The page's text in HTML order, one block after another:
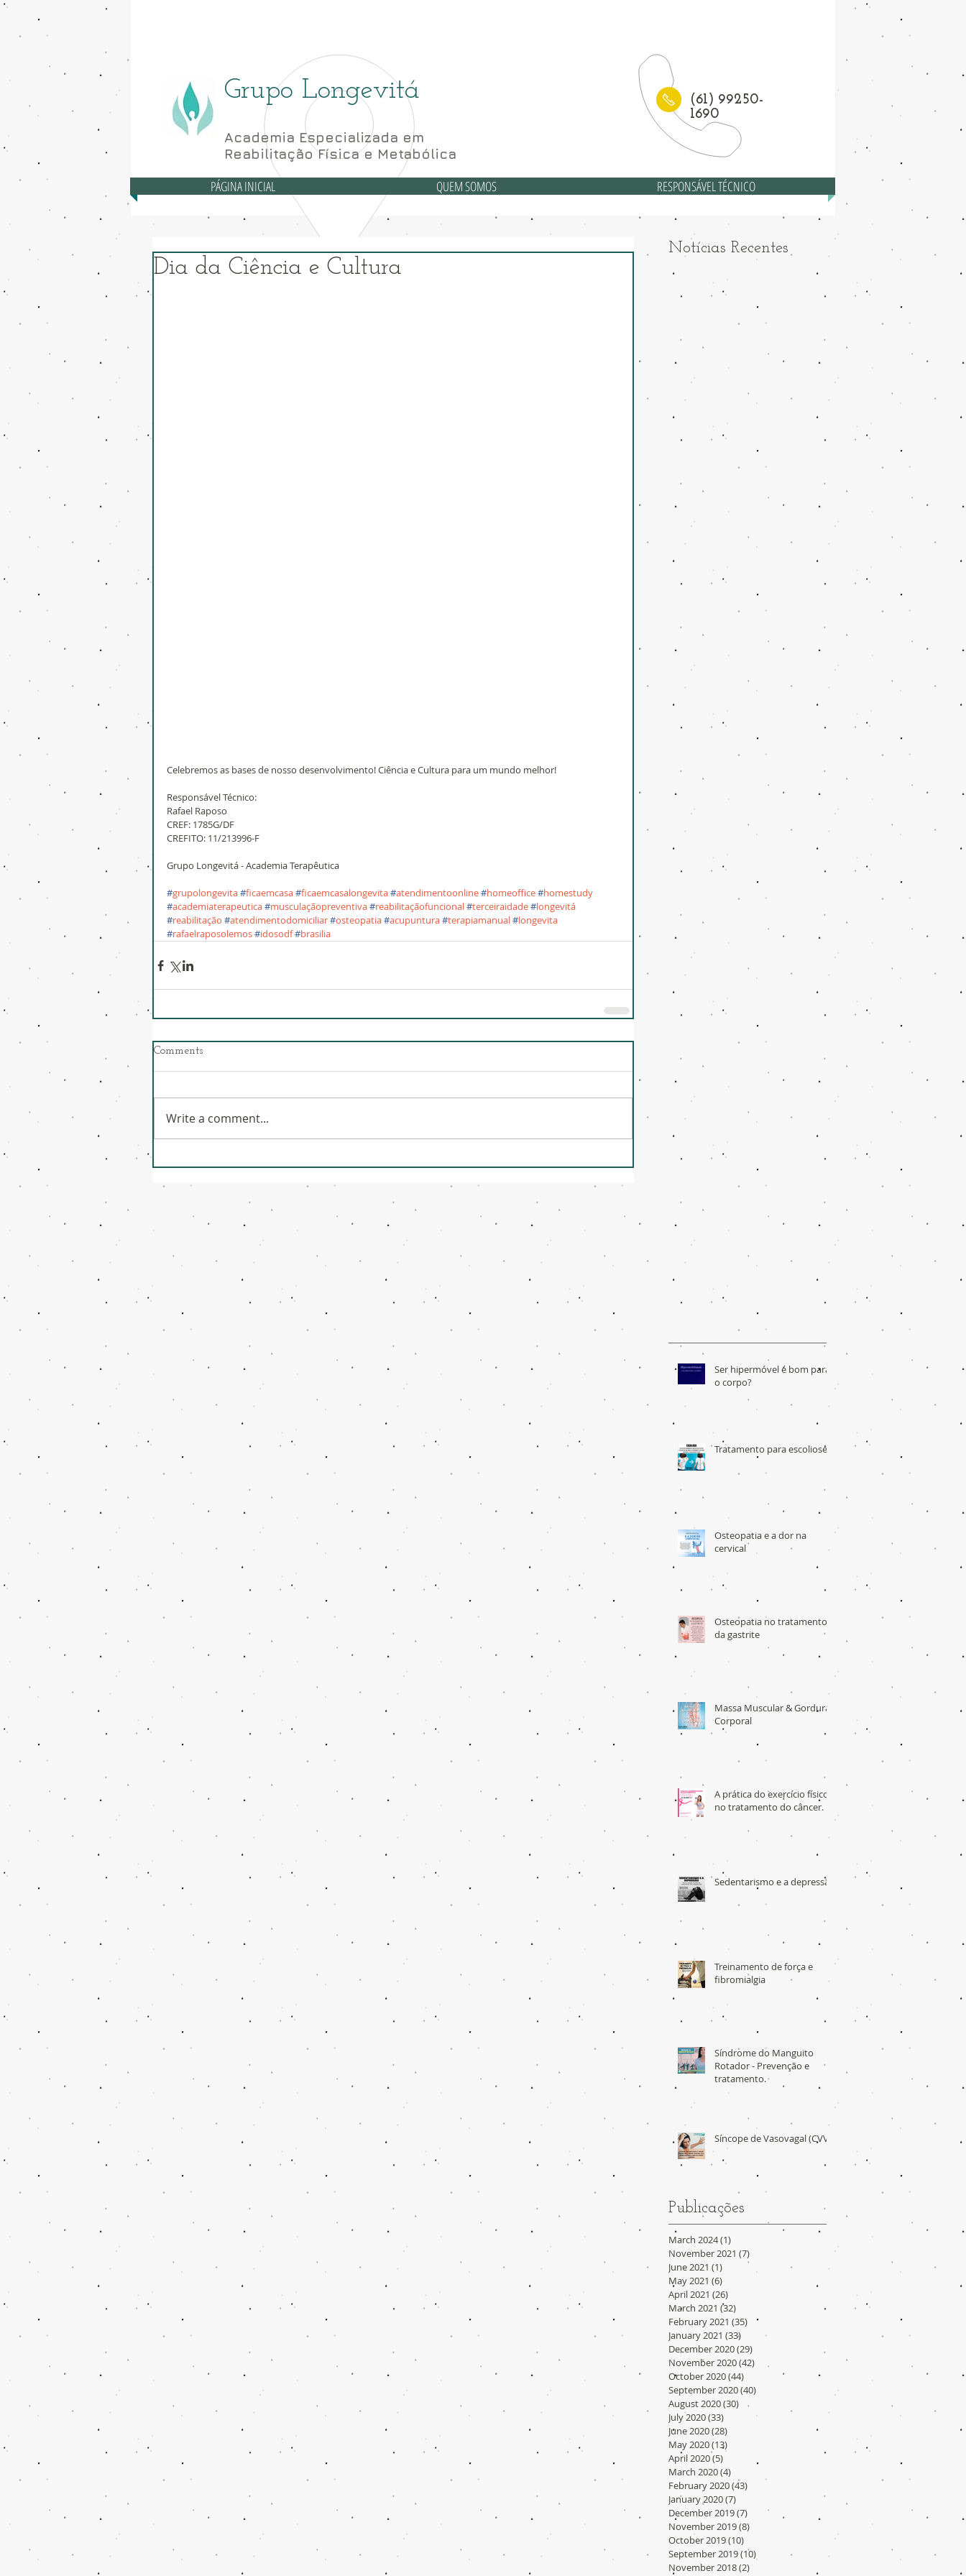
Grupo Longevitá
Academia Especializada em
Reabilitação Física e Metabólica
(61) 99250-
1690
PÁGINA INICIAL QUEM SOMOS RESPONSÁVEL TÉCNICO
Dia da Ciência e Cultura
Celebremos as bases de nosso desenvolvimento! Ciência e Cultura para um mundo melhor!
Responsável Técnico:
Rafael Raposo
CREF: 1785G/DF
CREFITO: 11/213996-F
Grupo Longevitá - Academia Terapêutica
#grupolongevita#ficaemcasa#ficaemcasalongevita#atendimentoonline#homeoffice#homestudy
#academiaterapeutica#musculaçãopreventiva#reabilitaçãofuncional#terceiraidade#longevitá
#reabilitação #atendimentodomiciliar#osteopatia#acupuntura#terapiamanual#longevita
#rafaelraposolemos#idosodf#brasilia
Comments
Write a comment...
Notícias Recentes
Ser hipermóvel é bom para
o corpo?
Tratamento para escoliose
Osteopatia e a dor na
cervical
Osteopatia no tratamento
da gastrite
Massa Muscular & Gordura
Corporal
A prática do exercício físico
no tratamento do câncer.
Sedentarismo e a depressão
Treinamento de força e
fibromialgia
Síndrome do Manguito
Rotador - Prevenção e
tratamento.
Síncope de Vasovagal (CVV)
Publicações
March 2024(1)
November 2021 (7)
June 2021 (1) 1 post
May 2021 (6)
April 2021 (26)
March 2021 (32)
February 2021 (35) 35 posts
January 2021 (33) 33 posts
December 2020(29)
November 2020(42) 42 posts
October 2020(44)
September 2020(40)
August 2020(30) 30 posts
July 2020(33) 33 posts
June 2020(28)
May 2020(13)
April 2020(5)
March 2020(4)
February 2020(43)
January 2020(7)
December 2019(7) 7 posts
November 2019(8)
October 2019(10)
September 2019(10) 10 posts
November 2018(2)